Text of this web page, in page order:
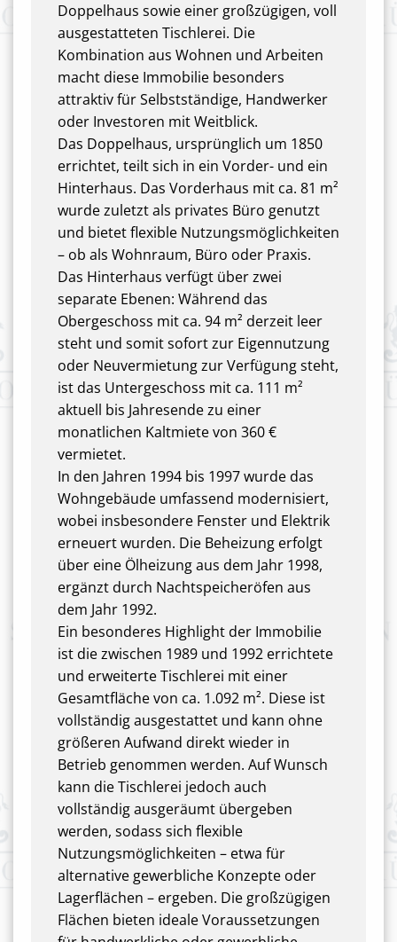
Doppelhaus sowie einer großzügigen, voll
ausgestatteten Tischlerei. Die
Kombination aus Wohnen und Arbeiten
macht diese Immobilie besonders
attraktiv für Selbstständige, Handwerker
oder Investoren mit Weitblick.
Das Doppelhaus, ursprünglich um 1850
errichtet, teilt sich in ein Vorder- und ein
Hinterhaus. Das Vorderhaus mit ca. 81 m²
wurde zuletzt als privates Büro genutzt
und bietet flexible Nutzungsmöglichkeiten
– ob als Wohnraum, Büro oder Praxis.
Das Hinterhaus verfügt über zwei
separate Ebenen: Während das
Obergeschoss mit ca. 94 m² derzeit leer
steht und somit sofort zur Eigennutzung
oder Neuvermietung zur Verfügung steht,
ist das Untergeschoss mit ca. 111 m²
aktuell bis Jahresende zu einer
monatlichen Kaltmiete von 360 €
vermietet.
In den Jahren 1994 bis 1997 wurde das
Wohngebäude umfassend modernisiert,
wobei insbesondere Fenster und Elektrik
erneuert wurden. Die Beheizung erfolgt
über eine Ölheizung aus dem Jahr 1998,
ergänzt durch Nachtspeicheröfen aus
dem Jahr 1992.
Ein besonderes Highlight der Immobilie
ist die zwischen 1989 und 1992 errichtete
und erweiterte Tischlerei mit einer
Gesamtfläche von ca. 1.092 m². Diese ist
vollständig ausgestattet und kann ohne
größeren Aufwand direkt wieder in
Betrieb genommen werden. Auf Wunsch
kann die Tischlerei jedoch auch
vollständig ausgeräumt übergeben
werden, sodass sich flexible
Nutzungsmöglichkeiten – etwa für
alternative gewerbliche Konzepte oder
Lagerflächen – ergeben. Die großzügigen
Flächen bieten ideale Voraussetzungen